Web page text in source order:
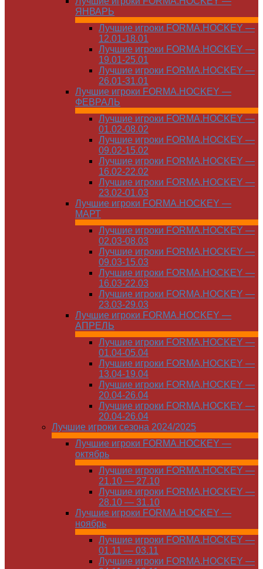
ЯНВАРЬ
Лучшие игроки FORMA.HOCKEY —
12.01-18.01
Лучшие игроки FORMA.HOCKEY —
19.01-25.01
Лучшие игроки FORMA.HOCKEY —
26.01-31.01
Лучшие игроки FORMA.HOCKEY —
ФЕВРАЛЬ
Лучшие игроки FORMA.HOCKEY —
01.02-08.02
Лучшие игроки FORMA.HOCKEY —
09.02-15.02
Лучшие игроки FORMA.HOCKEY —
16.02-22.02
Лучшие игроки FORMA.HOCKEY —
23.02-01.03
Лучшие игроки FORMA.HOCKEY —
МАРТ
Лучшие игроки FORMA.HOCKEY —
02.03-08.03
Лучшие игроки FORMA.HOCKEY —
09.03-15.03
Лучшие игроки FORMA.HOCKEY —
16.03-22.03
Лучшие игроки FORMA.HOCKEY —
23.03-29.03
Лучшие игроки FORMA.HOCKEY —
АПРЕЛЬ
Лучшие игроки FORMA.HOCKEY —
01.04-05.04
Лучшие игроки FORMA.HOCKEY —
13.04-19.04
Лучшие игроки FORMA.HOCKEY —
20.04-26.04
Лучшие игроки FORMA.HOCKEY —
20.04-26.04
Лучшие игроки сезона 2024/2025
Лучшие игроки FORMA.HOCKEY —
октябрь
Лучшие игроки FORMA.HOCKEY —
21.10 — 27.10
Лучшие игроки FORMA.HOCKEY —
28.10 — 31.10
Лучшие игроки FORMA.HOCKEY —
ноябрь
Лучшие игроки FORMA.HOCKEY —
01.11 — 03.11
Лучшие игроки FORMA.HOCKEY —